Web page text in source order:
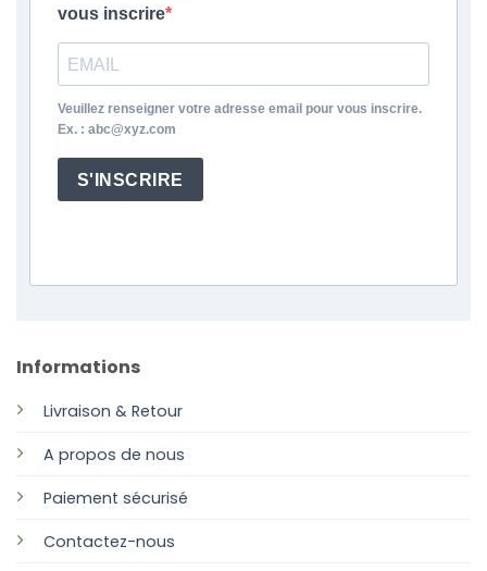
Informations
Livraison & Retour
A propos de nous
Paiement sécurisé
Contactez-nous
vous inscrire
Veuillez renseigner votre adresse email pour vous inscrire.
Ex. : abc@xyz.com
S'INSCRIRE